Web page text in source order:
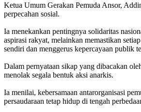
Ketua Umum Gerakan Pemuda Ansor,
perpecahan sosial.
Ia menekankan pentingnya solidaritas
aspirasi rakyat, melainkan memastikan
sendiri dan menggerus kepercayaan publik
Dalam pernyataan sikap yang dibacakan
menolak segala bentuk aksi anarkis.
Ia menilai, kebersamaan antarorganisasi
persaudaraan tetap hidup di tengah